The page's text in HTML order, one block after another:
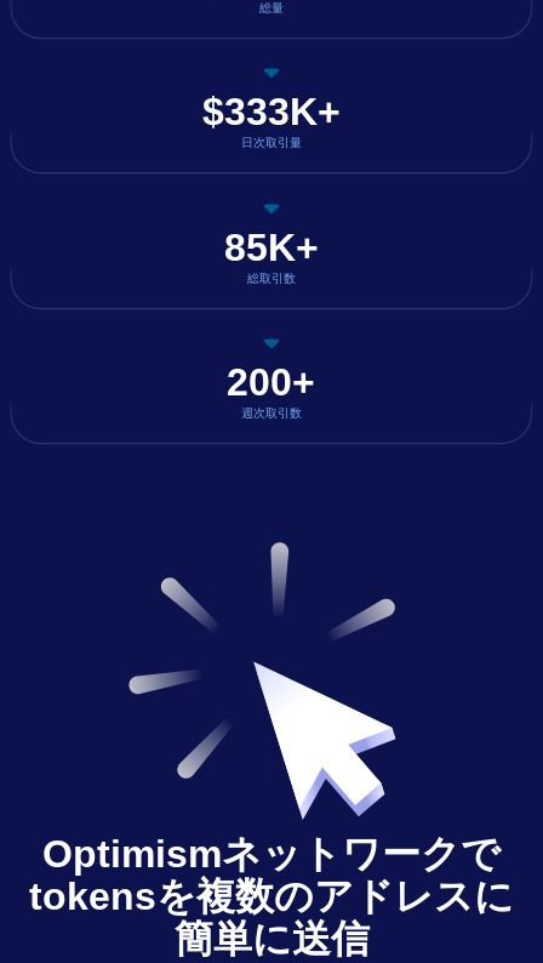
総量
$333K+
日次取引量
85K+
総取引数
200+
週次取引数
Optimismネットワークで
tokensを複数のアドレスに
簡単に送信